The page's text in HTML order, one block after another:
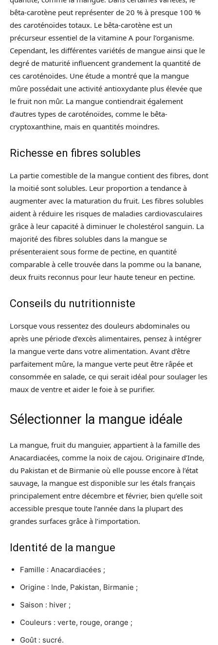
bêta-carotène peut représenter de 20 % à presque 100 %
des caroténoïdes totaux. Le bêta-carotène est un
précurseur essentiel de la vitamine A pour l’organisme.
Cependant, les différentes variétés de mangue ainsi que le
degré de maturité influencent grandement la quantité de
ces caroténoïdes. Une étude a montré que la mangue
mûre possédait une activité antioxydante plus élevée que
le fruit non mûr. La mangue contiendrait également
d’autres types de caroténoïdes, comme le bêta-
cryptoxanthine, mais en quantités moindres.
Richesse en fibres solubles
La partie comestible de la mangue contient des fibres, dont
la moitié sont solubles. Leur proportion a tendance à
augmenter avec la maturation du fruit. Les fibres solubles
aident à réduire les risques de maladies cardiovasculaires
grâce à leur capacité à diminuer le cholestérol sanguin. La
majorité des fibres solubles dans la mangue se
présenteraient sous forme de pectine, en quantité
comparable à celle trouvée dans la pomme ou la banane,
deux fruits reconnus pour leur haute teneur en pectine.
Conseils du nutritionniste
Lorsque vous ressentez des douleurs abdominales ou
après une période d’excès alimentaires, pensez à intégrer
la mangue verte dans votre alimentation. Avant d’être
parfaitement mûre, la mangue verte peut être râpée et
consommée en salade, ce qui serait idéal pour soulager les
maux de ventre et aider le foie à se purifier.
Sélectionner la mangue idéale
La mangue, fruit du manguier, appartient à la famille des
Anacardiacées, comme la noix de cajou. Originaire d’Inde,
du Pakistan et de Birmanie où elle pousse encore à l’état
sauvage, la mangue est disponible sur les étals français
principalement entre décembre et février, bien qu’elle soit
accessible presque toute l’année dans la plupart des
grandes surfaces grâce à l’importation.
Identité de la mangue
Famille : Anacardiacées ;
Origine : Inde, Pakistan, Birmanie ;
Saison : hiver ;
Couleurs : verte, rouge, orange ;
Goût : sucré.